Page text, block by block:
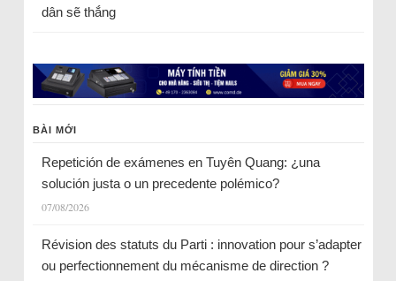
dân sẽ thắng
BÀI MỚI
Repetición de exámenes en Tuyên Quang: ¿una
solución justa o un precedente polémico?
07/08/2026
Révision des statuts du Parti : innovation pour s’adapter
ou perfectionnement du mécanisme de direction ?